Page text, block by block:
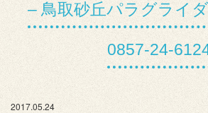
– 鳥取砂丘パラグラ
0857-24-
2017.05.24